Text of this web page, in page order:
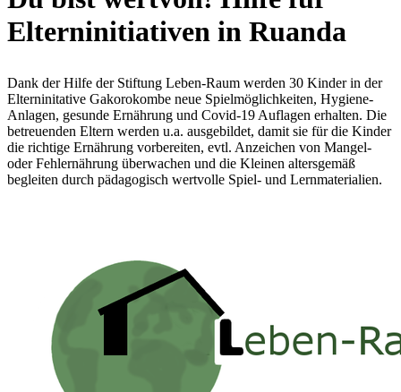
Elterninitiativen in Ruanda
Dank der Hilfe der Stiftung Leben-Raum werden 30 Kinder in der
Elterninitative Gakorokombe neue Spielmöglichkeiten, Hygiene-
Anlagen, gesunde Ernährung und Covid-19 Auflagen erhalten. Die
betreuenden Eltern werden u.a. ausgebildet, damit sie für die Kinder
die richtige Ernährung vorbereiten, evtl. Anzeichen von Mangel-
oder Fehlernährung überwachen und die Kleinen altersgemäß
begleiten durch pädagogisch wertvolle Spiel- und Lernmaterialien.